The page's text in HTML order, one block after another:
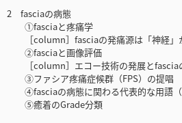
2 fasciaの病態
①fasciaと疼痛学
［column］fasciaの発痛源は「神経」
②fasciaと画像評価
［column］エコー技術の発展とfascia
③ファシア疼痛症候群（FPS）の提唱
④fasciaの病態に関わる代表的な用語（
⑤癒着のGrade分類